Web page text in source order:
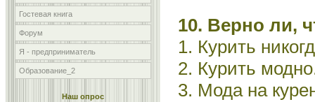
Гостевая книга
Форум
Я - предприниматель
Образование_2
Наш опрос
10. Верно ли,
1. Курить
2. Курить
3. Мода на